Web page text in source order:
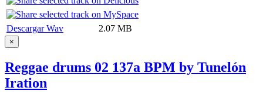
Descargar Wav 2.07 MB
×
Reggae drums 02 137a BPM by Tunelón
Iration